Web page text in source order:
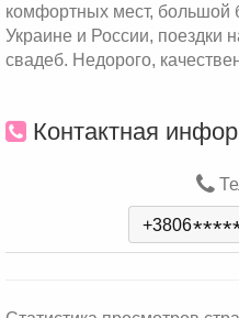
комфортных мест, большой
Украине и России, поездки
свадеб. Недорого,
Контактная
+3806****